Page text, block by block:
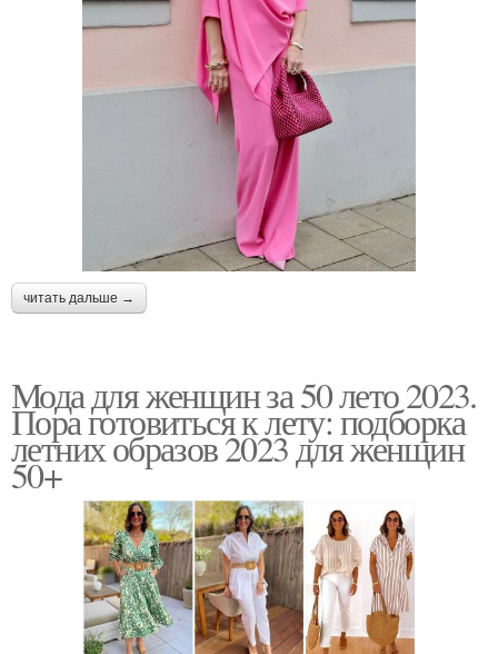
читать дальше →
Мода для женщин за 50 лето 2023.
Пора готовиться к лету: подборка
летних образов 2023 для женщин
50+